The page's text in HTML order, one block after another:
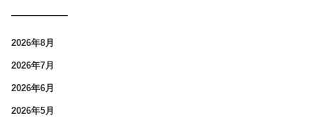
2026年8月
2026年7月
2026年6月
2026年5月